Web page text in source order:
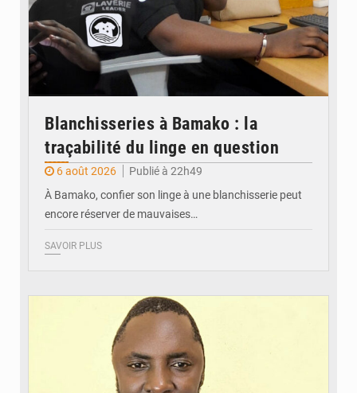
Blanchisseries à Bamako : la
traçabilité du linge en question
6 août 2026
Publié à 22h49
À Bamako, confier son linge à une blanchisserie peut
encore réserver de mauvaises…
SAVOIR PLUS